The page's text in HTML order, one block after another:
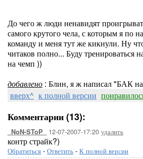
До чего ж люди ненавидят
самого крутого чела, с которым я по
команду и меня тут же кикнули. Ну
читаков полно... Буду тренироваться
на чемп ))
добавлено : Блин, я ж написал "БАК
вверх^ к полной версии
Комментарии (13):
_NoN-SToP_ 12-07-2007-17:20 удалить
контр страйк?)
Обратиться - Ответить - К полной версии